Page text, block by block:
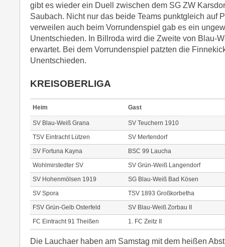
gibt es wieder ein Duell zwischen dem SG ZW
Saubach. Nicht nur das beide Teams punktgleich auf
verweilen auch beim Vorrundenspiel gab es ein
Unentschieden. In Billroda wird die Zweite von Blau-
erwartet. Bei dem Vorrundenspiel patzten die
Unentschieden.
KREISOBERLIGA
Heim Gast
SV Blau-Weiß Grana
SV Teuchern 1910
TSV Eintracht Lützen
SV Mertendorf
SV Fortuna Kayna
BSC 99 Laucha
Wohlmirstedter SV
SV Grün-Weiß Langendorf
SV Hohenmölsen 1919
SG Blau-Weiß Bad Kösen
SV Spora
TSV 1893 Großkorbetha
FSV Grün-Gelb Osterfeld
SV Blau-Weiß Zorbau II
FC Eintracht 91 Theißen
1. FC Zeitz II
Die Lauchaer haben am Samstag mit dem heißen